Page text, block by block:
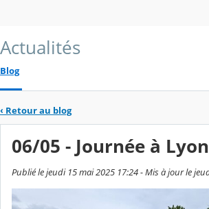
Actualités
Blog
‹ Retour au blog
06/05 - Journée à
Publié le jeudi 15 mai 2025 17:24 - Mis à jour le